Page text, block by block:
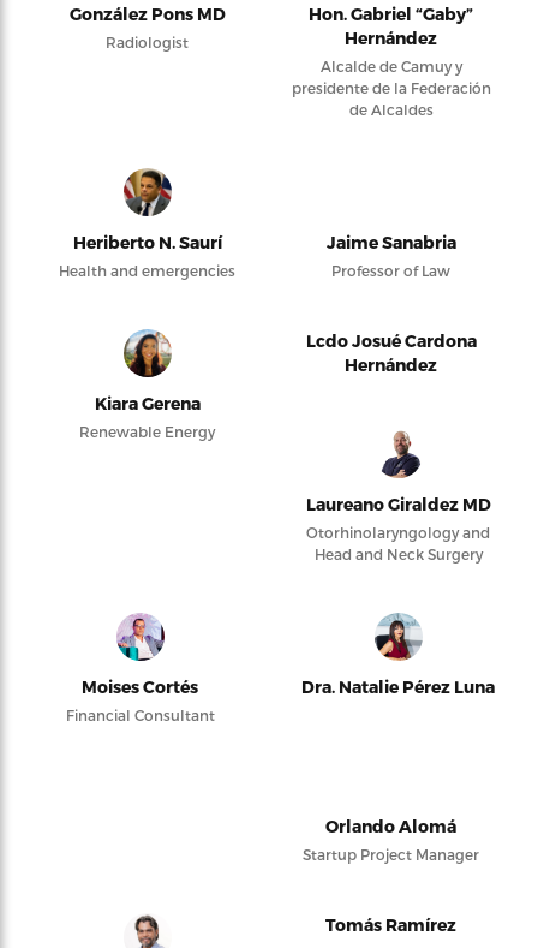
González Pons MD
Radiologist
Hon. Gabriel “Gaby”
Hernández
Alcalde de Camuy y
presidente de la Federación
de Alcaldes
Heriberto N. Saurí
Health and emergencies
Jaime Sanabria
Professor of Law
Kiara Gerena
Renewable Energy
Lcdo Josué Cardona
Hernández
Laureano Giraldez MD
Otorhinolaryngology and
Head and Neck Surgery
Moises Cortés
Financial Consultant
Dra. Natalie Pérez Luna
Orlando Alomá
Startup Project Manager
Tomás Ramírez